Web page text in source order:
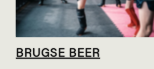
BRUGSE BEER